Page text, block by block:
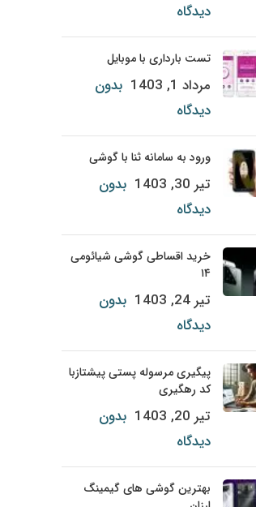
دیدگاه
تست بارداری با موبایل
مرداد 1, 1403
بدون
دیدگاه
ورود به سامانه ثنا با گوشی
تیر 30, 1403
بدون
دیدگاه
خرید اقساطی گوشی شیائومی
۱۴
تیر 24, 1403
بدون
دیدگاه
پیگیری مرسوله پستی پیشتازبا
کد رهگیری
تیر 20, 1403
بدون
دیدگاه
بهترین گوشی‌ های گیمینگ